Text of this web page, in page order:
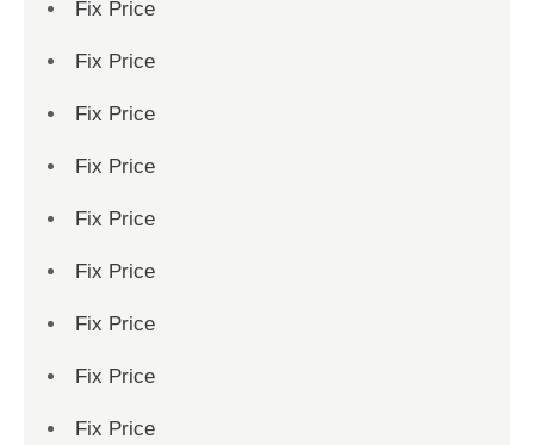
Fix Price
Fix Price
Fix Price
Fix Price
Fix Price
Fix Price
Fix Price
Fix Price
Fix Price